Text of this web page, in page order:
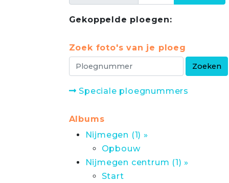
Gekoppelde ploegen:
Zoek foto's van je ploeg
Speciale ploegnummers
Albums
Nijmegen (1) »
Opbouw
Nijmegen centrum (1) »
Start